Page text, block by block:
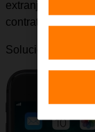
extranjero, la
contrato.
Solución: Cómo